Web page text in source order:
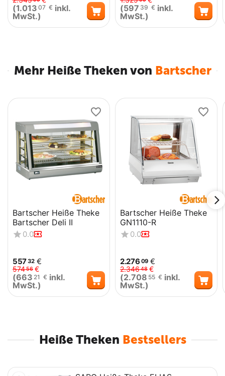
(1.013 07 € inkl.
MwSt.)
(597 39 € inkl.
MwSt.)
Mehr Heiße Theken von Bartscher
Bartscher Heiße Theke
Bartscher Deli II
0.0
55732 €
57456 €
(663 21 € inkl.
MwSt.)
Bartscher Heiße Theke
GN1110-R
0.0
2.276 09 €
2.34648 €
(2.708 55 € inkl.
MwSt.)
Heiße Theken Bestsellers